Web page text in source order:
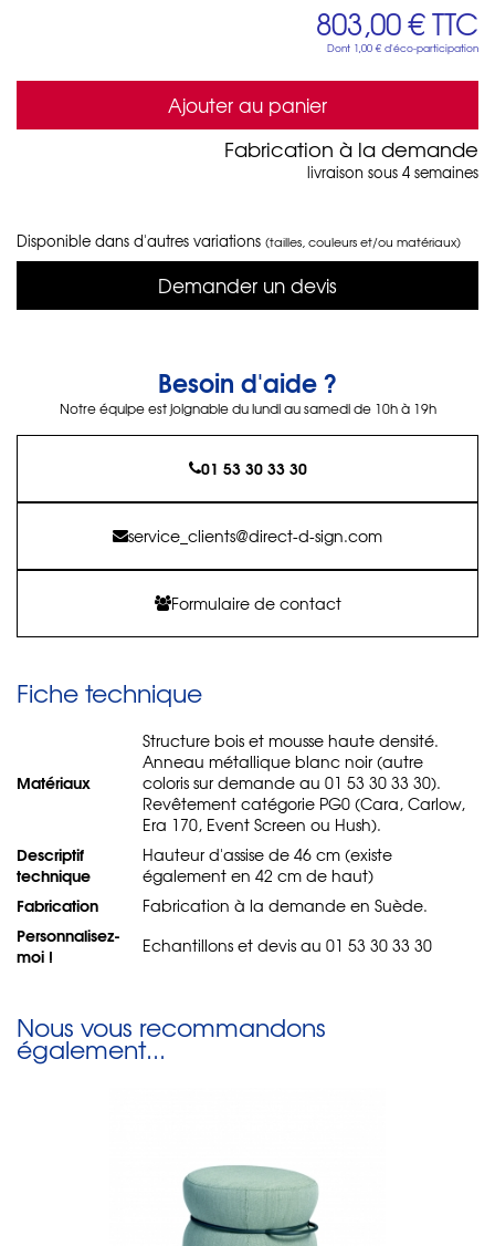
803,00 €TTC
Dont 1,00 € d'éco-participation
Ajouter au panier
Fabrication à la demande
livraison sous 4 semaines
Disponible dans d'autres variations (tailles, couleurs et/ou matériaux)
Demander un devis
Besoin d'aide ?
Notre équipe est joignable du lundi au samedi de 10h à 19h
01 53 30 33 30
service_clients@direct-d-sign.com
Formulaire de contact
Fiche technique
Matériaux
Structure bois et mousse haute densité.
Anneau métallique blanc noir (autre
coloris sur demande au 01 53 30 33 30).
Revêtement catégorie PG0 (Cara, Carlow,
Era 170, Event Screen ou Hush).
Descriptif
technique
Hauteur d'assise de 46 cm (existe
également en 42 cm de haut)
Fabrication Fabrication à la demande en Suède.
Personnalisez-
moi !
Echantillons et devis au 01 53 30 33 30
Nous vous recommandons
également...